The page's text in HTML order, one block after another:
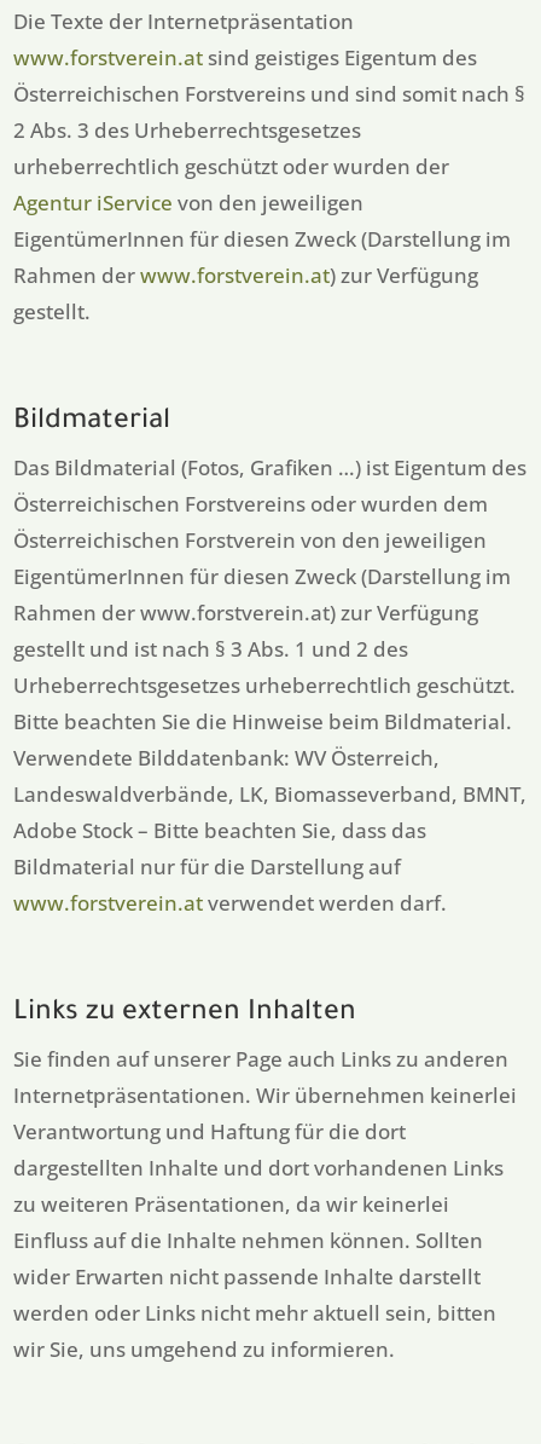
Die Texte der Internetpräsentation
www.forstverein.at sind geistiges Eigentum des
Österreichischen Forstvereins und sind somit nach §
2 Abs. 3 des Urheberrechtsgesetzes
urheberrechtlich geschützt oder wurden der
Agentur iService von den jeweiligen
EigentümerInnen für diesen Zweck (Darstellung im
Rahmen derwww.forstverein.at) zur Verfügung
gestellt.
Bildmaterial
Das Bildmaterial (Fotos, Grafiken …) ist Eigentum des
Österreichischen Forstvereins oder wurden dem
Österreichischen Forstverein von den jeweiligen
EigentümerInnen für diesen Zweck (Darstellung im
Rahmen der www.forstverein.at) zur Verfügung
gestellt und ist nach § 3 Abs. 1 und 2 des
Urheberrechtsgesetzes urheberrechtlich geschützt.
Bitte beachten Sie die Hinweise beim Bildmaterial.
Verwendete Bilddatenbank: WV Österreich,
Landeswaldverbände, LK, Biomasseverband, BMNT,
Adobe Stock – Bitte beachten Sie, dass das
Bildmaterial nur für die Darstellung auf
www.forstverein.atverwendet werden darf.
Links zu externen Inhalten
Sie finden auf unserer Page auch Links zu anderen
Internetpräsentationen. Wir übernehmen keinerlei
Verantwortung und Haftung für die dort
dargestellten Inhalte und dort vorhandenen Links
zu weiteren Präsentationen, da wir keinerlei
Einfluss auf die Inhalte nehmen können. Sollten
wider Erwarten nicht passende Inhalte darstellt
werden oder Links nicht mehr aktuell sein, bitten
wir Sie, uns umgehend zu informieren.